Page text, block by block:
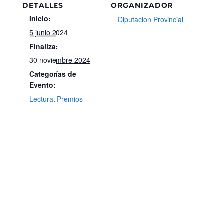
DETALLES
Inicio:
5 junio 2024
Finaliza:
30 noviembre 2024
Categorías de
Evento:
Lectura, Premios
ORGANIZADOR
Diputacion Provincial